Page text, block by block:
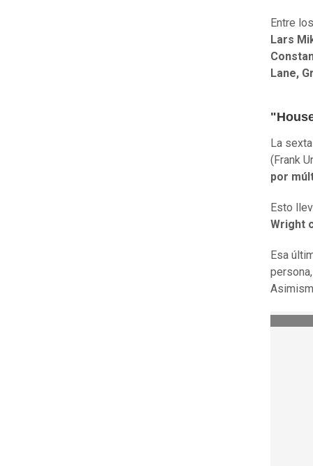
Entre
Lars
Lane,
La
(Frank
por
Esto
Wright
Esa